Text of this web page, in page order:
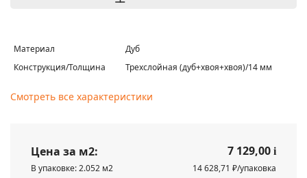
Материал
Дуб
Конструкция/Толщина
Трехслойная (дуб+хвоя+хвоя)/14 мм
Смотреть все характеристики
Цена за м2: 7 129,00 i
В упаковке: 2.052 м2
14 628,71 ₽/упаковка